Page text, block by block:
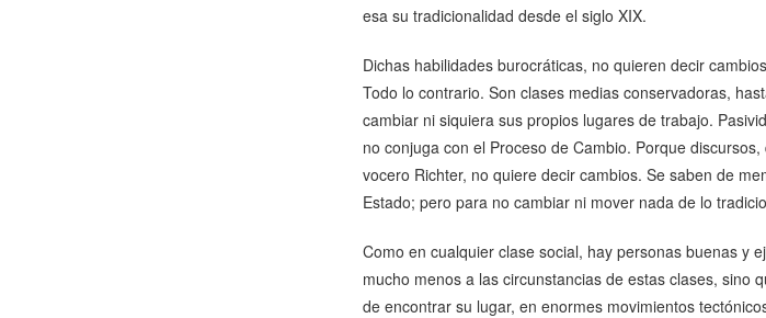
esa su tradicionalidad desde el siglo XIX.
Dichas habilidades burocráticas, no quieren decir
Todo lo contrario. Son clases medias conservadoras,
cambiar ni siquiera sus propios lugares de trabajo.
no conjuga con el Proceso de Cambio. Porque
vocero Richter, no quiere decir cambios. Se saben de
Estado; pero para no cambiar ni mover nada de lo
Como en cualquier clase social, hay personas buenas y
mucho menos a las circunstancias de estas clases, sino
de encontrar su lugar, en enormes movimientos